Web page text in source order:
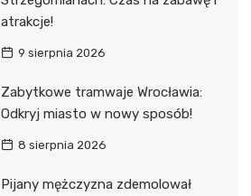
atrakcje!
9 sierpnia 2026
Zabytkowe tramwaje Wrocławia:
Odkryj miasto w nowy sposób!
8 sierpnia 2026
Pijany mężczyzna zdemolował